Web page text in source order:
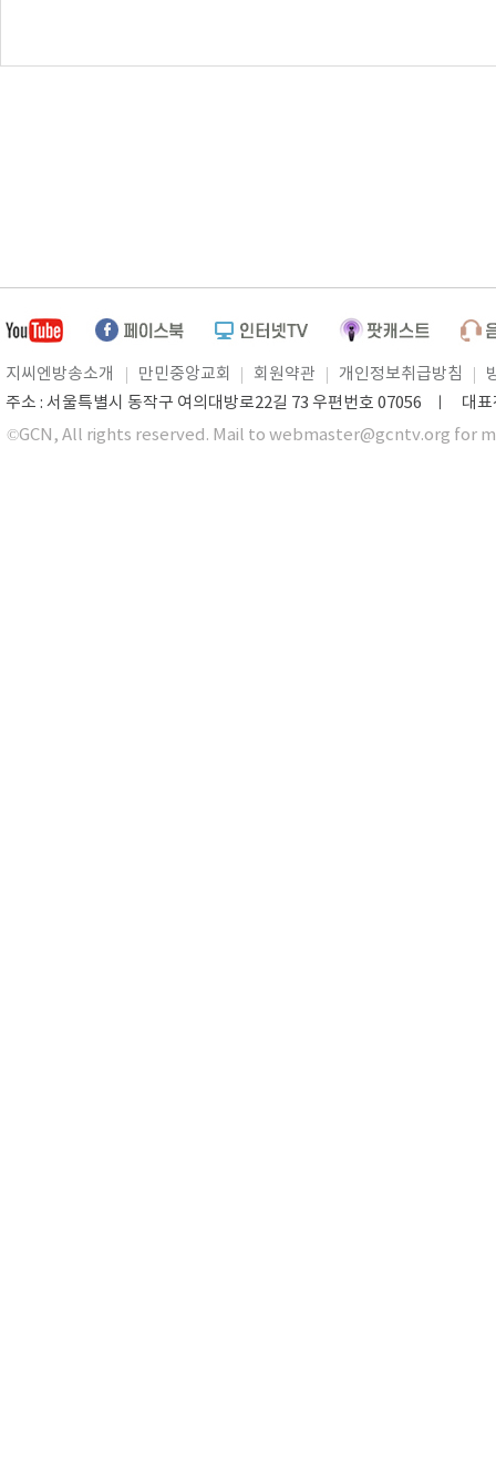
지씨엔방송소개 만민중앙교회 회원약관 개인정보취급방침
주소 : 서울특별시 동작구 여의대방로22길 73 우편번호 07056 ㅣ 대
©GCN, All rights reserved. Mail to webmaster@gcntv.org for